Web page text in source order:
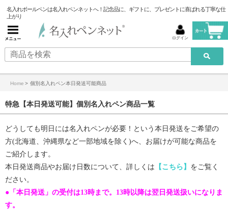
名入れボールペンは名入れペンネットへ！記念品に、ギフトに、プレゼントに喜ばれる丁寧な仕
上がり
ログイン
Home > 個別名入れペン本日発送可能商品
特急【本日発送可能】個別名入れペン商品一覧
どうしても明日には名入れペンが必要！という本日発送をご希望の
方(北海道、沖縄県など一部地域を除く)へ、お届けが可能な商品を
ご紹介します。
本日発送商品やお届け日数について、詳しくは 【こちら】 をご覧く
ださい。
●「本日発送」の受付は13時まで。13時以降は翌日発送扱いになりま
す。